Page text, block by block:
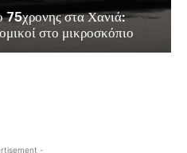
75χρονης στα Χανιά:
στο μικροσκόπιο
-